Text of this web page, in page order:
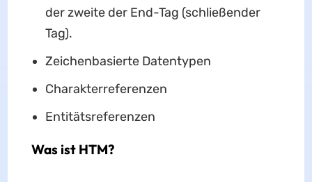
der zweite der End-Tag (schließender
Tag).
Zeichenbasierte Datentypen
Charakterreferenzen
Entitätsreferenzen
Was ist HTM?